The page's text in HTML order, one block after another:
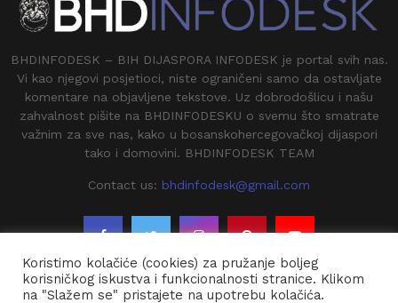
BHDINFODESK – BIH DIJASPORA INFODESK je portal svih nas.
Vi kao njegovi posjetioci, niste ograničeni samo da ostavljate
komentare na objavljene tekstove. Uz dobrodošlicu i našu
zahvalnost pišite na BHDINFODESKU o svemu što smatrate
važnim za sve nas, kako u bosanskohercegovačkoj dijaspori
tako i domovini. BHDINFODESK TEAM
Contact us: bhdinfodesk@gmail.com
Koristimo kolačiće (cookies) za pružanje boljeg
korisničkog iskustva i funkcionalnosti stranice. Klikom
na "Slažem se" pristajete na upotrebu kolačića.